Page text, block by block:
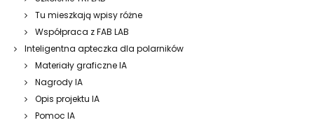
Tu mieszkają wpisy różne
Współpraca z FAB LAB
Inteligentna apteczka dla polarników
Materiały graficzne IA
Nagrody IA
Opis projektu IA
Pomoc IA